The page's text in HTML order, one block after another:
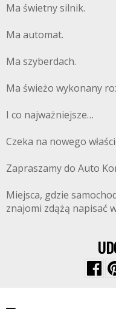
Ma świetny silnik.
Ma automat.
Ma szyberdach.
Ma świeżo wykonany
I co najważniejsze…
Czeka na nowego
Zapraszamy do Auto
Miejsca, gdzie
znajomi zdążą napisać